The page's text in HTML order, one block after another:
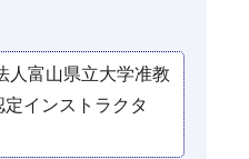
人富山県立大学准教
インストラクタ